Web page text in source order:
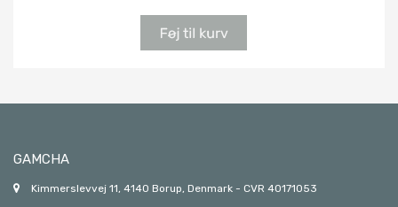
GAMCHA
Kimmerslevvej 11, 4140 Borup, Denmark - CVR 40171053